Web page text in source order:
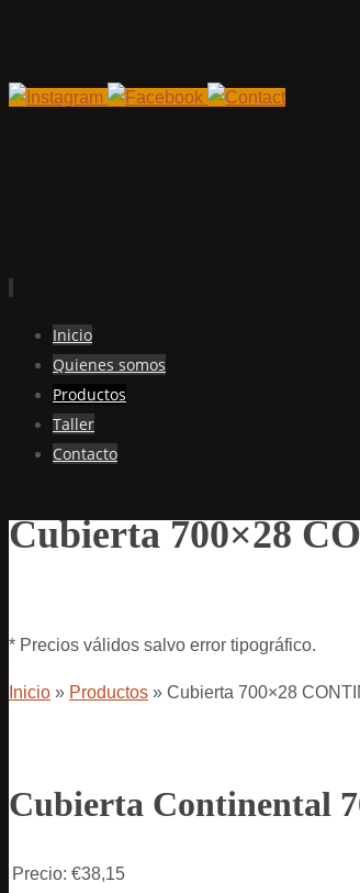
contenido
Inicio
Quienes somos
Productos
Taller
Contacto
Cubierta 700×28
* Precios válidos salvo error tipográfico.
Inicio » Productos » Cubierta 700×28
Cubierta Continental
Precio: €38,15